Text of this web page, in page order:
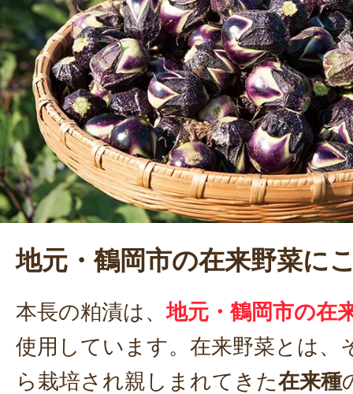
地元・鶴岡市の在来野菜に
本長の粕漬は、地元・鶴岡市の在
使用しています。在来野菜とは、
ら栽培され親しまれてきた在来種